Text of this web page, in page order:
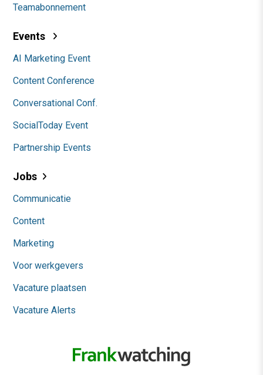
Teamabonnement
Events
AI Marketing Event
Content Conference
Conversational Conf.
SocialToday Event
Partnership Events
Jobs
Communicatie
Content
Marketing
Voor werkgevers
Vacature plaatsen
Vacature Alerts